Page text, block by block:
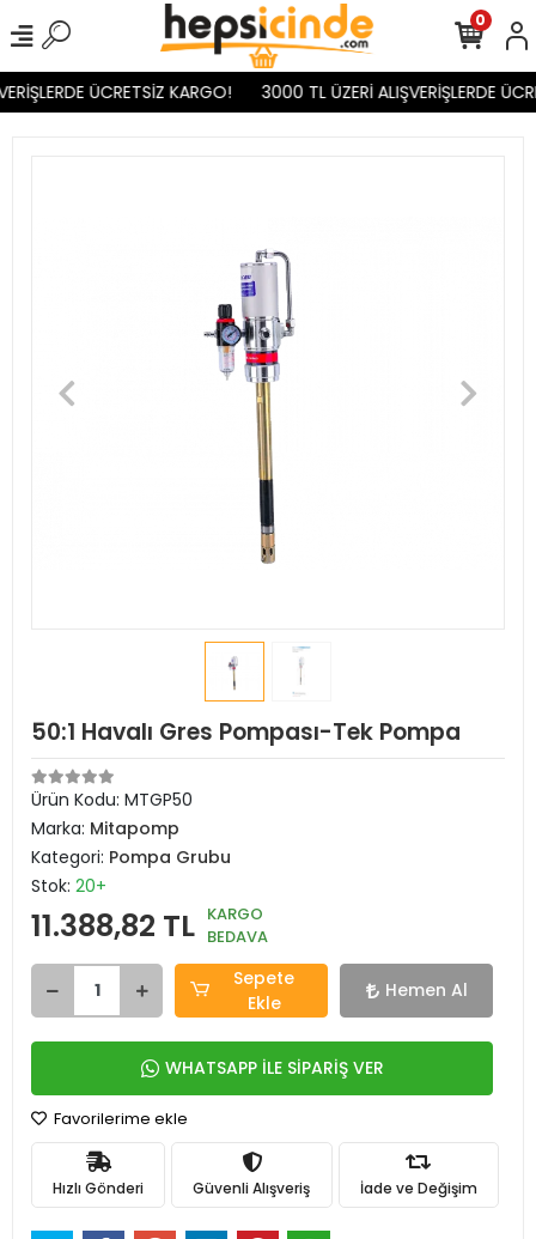
ÜCRETSİZ KARGO! 3000 TL ÜZERİ ALIŞVERİŞLERDE
0
50:1 Havalı Gres Pompası-Tek Pompa
Ürün Kodu: MTGP50
Marka: Mitapomp
Kategori: Pompa Grubu
Stok: 20+
11.388,82 TL KARGO
BEDAVA
Sepete
Ekle
Hemen Al
WHATSAPP İLE SİPARİŞ VER
Favorilerime ekle
Hızlı Gönderi Güvenli Alışveriş İade ve Değişim